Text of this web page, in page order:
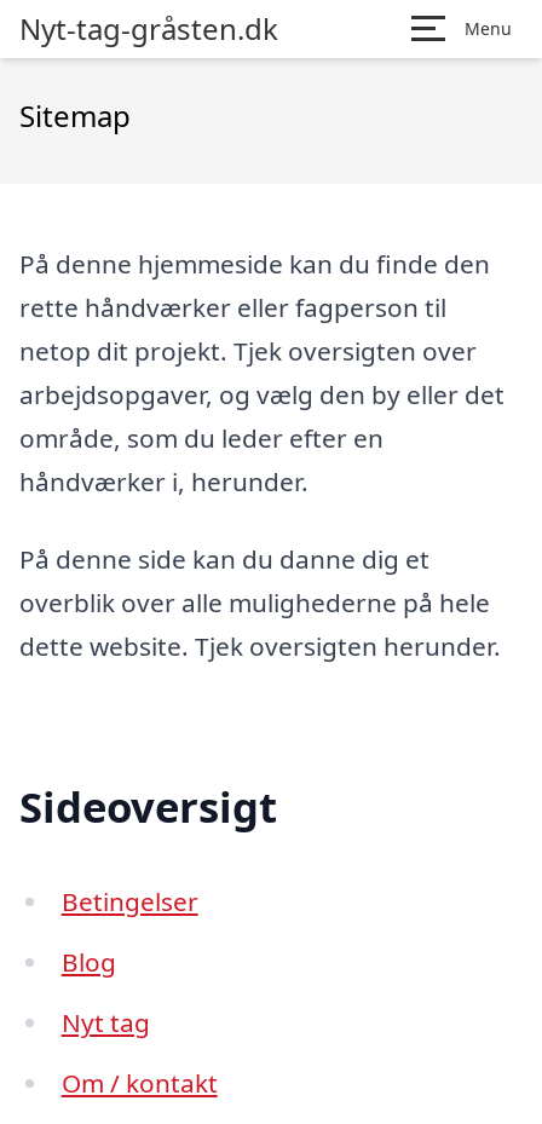
Nyt-tag-gråsten.dk Menu
Sitemap
På denne hjemmeside kan du finde den
rette håndværker eller fagperson til
netop dit projekt. Tjek oversigten over
arbejdsopgaver, og vælg den by eller det
område, som du leder efter en
håndværker i, herunder.
På denne side kan du danne dig et
overblik over alle mulighederne på hele
dette website. Tjek oversigten herunder.
Sideoversigt
Betingelser
Blog
Nyt tag
Om / kontakt